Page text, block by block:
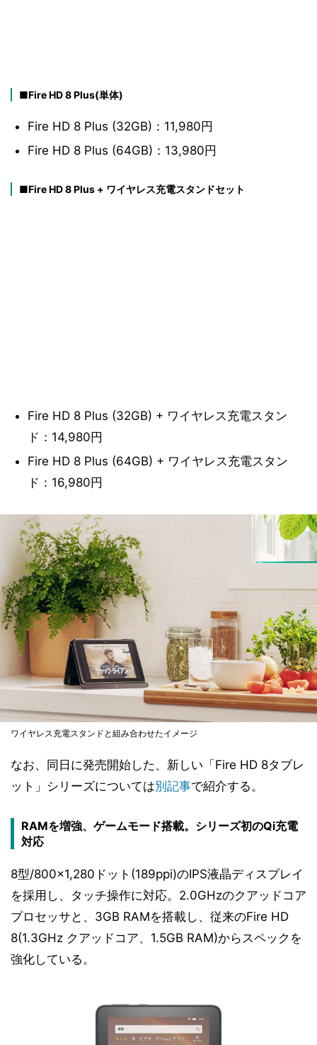
■Fire HD 8 Plus(単体)
Fire HD 8 Plus (32GB)：11,980円
Fire HD 8 Plus (64GB)：13,980円
■Fire HD 8 Plus + ワイヤレス充電スタンドセット
Fire HD 8 Plus (32GB) + ワイヤレス充電スタン
ド：14,980円
Fire HD 8 Plus (64GB) + ワイヤレス充電スタン
ド：16,980円
ワイヤレス充電スタンドと組み合わせたイメージ
なお、同日に発売開始した、新しい「Fire HD 8タブレ
ット」シリーズについては別記事で紹介する。
RAMを増強、ゲームモード搭載。シリーズ初のQi充電
対応
8型/800×1,280ドット(189ppi)のIPS液晶ディスプレイ
を採用し、タッチ操作に対応。2.0GHzのクアッドコア
プロセッサと、3GB RAMを搭載し、従来のFire HD
8(1.3GHz クアッドコア、1.5GB RAM)からスペックを
強化している。